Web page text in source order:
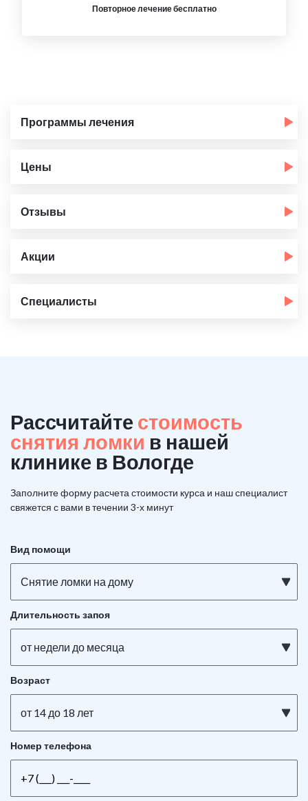
Повторное лечение бесплатно
Программы лечения
Цены
Отзывы
Акции
Специалисты
Рассчитайте стоимость
снятия ломки в нашей
клинике в Вологде
Заполните форму расчета стоимости курса и наш специалист
свяжется с вами в течении 3-х минут
Вид помощи
Снятие ломки на дому
Длительность запоя
от недели до месяца
Возраст
от 14 до 18 лет
Номер телефона